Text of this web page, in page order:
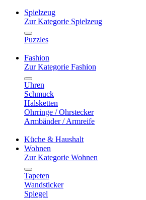
Spielzeug
Zur Kategorie Spielzeug
Puzzles
Fashion
Zur Kategorie Fashion
Uhren
Schmuck
Halsketten
Ohrringe / Ohrstecker
Armbänder / Armreife
Küche & Haushalt
Wohnen
Zur Kategorie Wohnen
Tapeten
Wandsticker
Spiegel